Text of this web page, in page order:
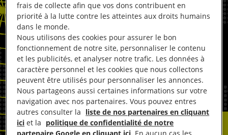
frais de collecte afin que vos dons contribuent en
priorité à la lutte contre les atteintes aux droits humains
dans le monde.
Nous utilisons des cookies pour assurer le bon
fonctionnement de notre site, personnaliser le contenu
et les publicités, et analyser notre trafic. Les données à
caractère personnel et les cookies que nous collectons
peuvent être utilisés pour personnaliser les annonces.
Nous partageons aussi certaines informations sur votre
navigation avec nos partenaires. Vous pouvez entres
autres consulter la liste de nos partenaires en cliquant
ici et la politique de confidentialité de notre